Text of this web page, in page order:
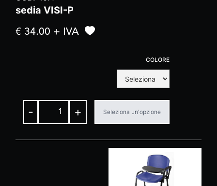
sedia VISI-P
€ 34.00 + IVA
COLORE
- + Seleziona un'opzione